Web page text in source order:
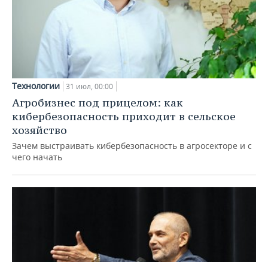
Технологии 31 июл, 00:00
Агробизнес под прицелом: как
кибербезопасность приходит в сельское
хозяйство
Зачем выстраивать кибербезопасность в агросекторе и с
чего начать